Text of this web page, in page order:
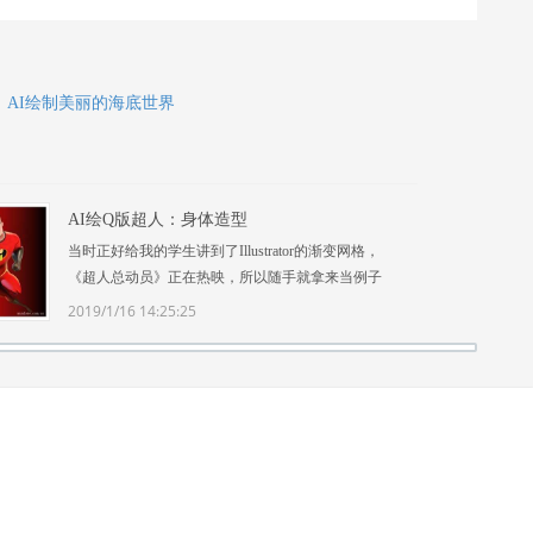
AI绘制美丽的海底世界
AI绘Q版超人：身体造型
当时正好给我的学生讲到了Illustrator的渐变网格，
《超人总动员》正在热映，所以随手就拿来当例子
了。现在想想幸亏当时热映的不是《冰河世纪》！当
地方是超人的 ...
2019/1/16 14:25:25